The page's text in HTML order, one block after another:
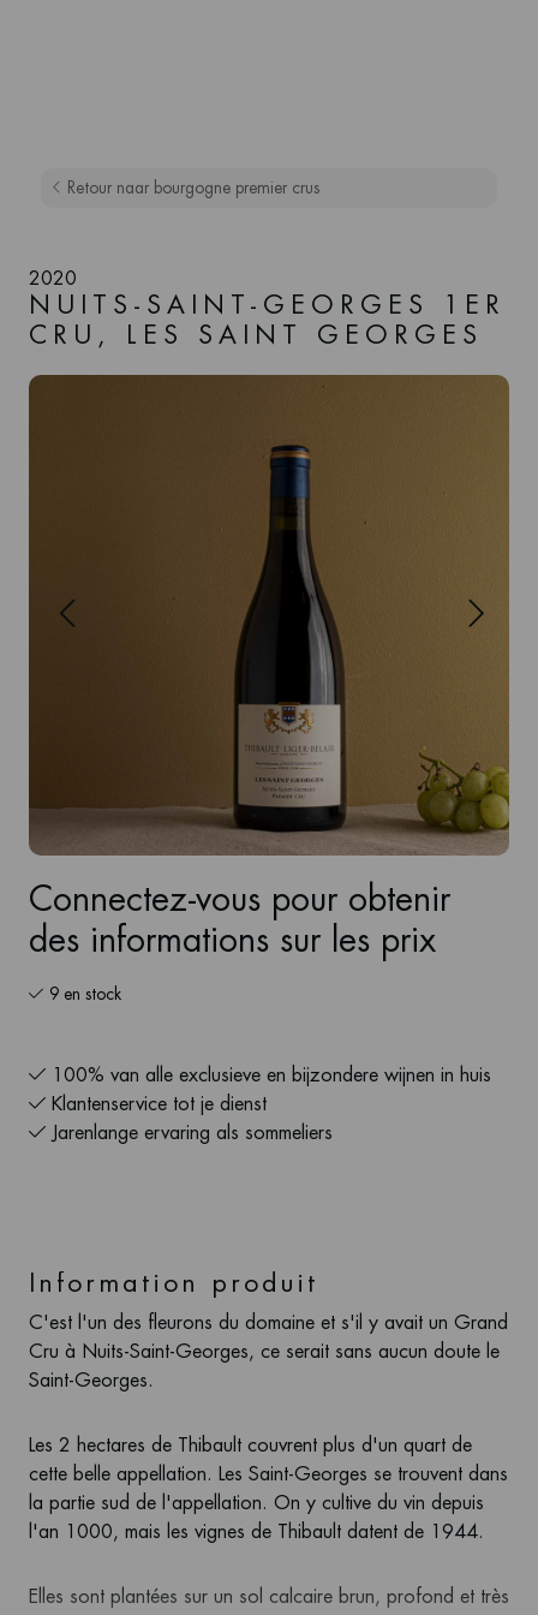
Retour naar bourgogne premier crus
2020
NUITS-SAINT-GEORGES 1ER
CRU, LES SAINT GEORGES
Connectez-vous pour obtenir
des informations sur les prix
9 en stock
100% van alle exclusieve en bijzondere wijnen in huis
Klantenservice tot je dienst
Jarenlange ervaring als sommeliers
Information produit
C'est l'un des fleurons du domaine et s'il y avait un Grand
Cru à Nuits-Saint-Georges, ce serait sans aucun doute le
Saint-Georges.
Les 2 hectares de Thibault couvrent plus d'un quart de
cette belle appellation. Les Saint-Georges se trouvent dans
la partie sud de l'appellation. On y cultive du vin depuis
l'an 1000, mais les vignes de Thibault datent de 1944.
Elles sont plantées sur un sol calcaire brun, profond et très